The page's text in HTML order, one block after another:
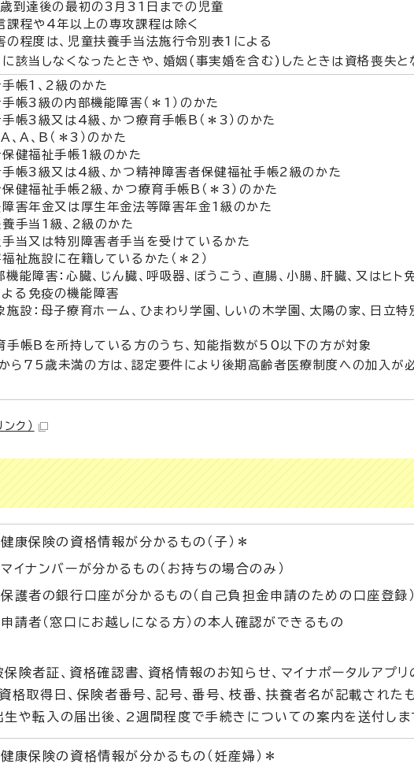
到達後の最初の3月31日までの児童
課程や4年以上の専攻課程は除く
の程度は、児童扶養手当法施行令別表1による
4に該当しなくなったときや、婚姻(事実婚を含む)したときは資格喪失と
帳1、2級のかた
帳3級の内部機能障害（＊1）のかた
帳3級又は4級、かつ療育手帳B（＊3）のかた
、A、B（＊3）のかた
健福祉手帳1級のかた
手帳3級又は4級、かつ精神障害者保健福祉手帳2級のかた
健福祉手帳2級、かつ療育手帳B（＊3）のかた
障害年金又は厚生年金法等障害年金1級のかた
手当1級、2級のかた
手当又は特別障害者手当を受けているかた
祉施設に在籍しているかた（＊2）
能障害：心臓、じん臓、呼吸器、ぼうこう、直腸、小腸、肝臓、又はヒト
よる免疫の機能障害
設：母子療育ホーム、ひまわり学園、しいの木学園、太陽の家、日立特
手帳Bを所持している方のうち、知能指数が50以下の方が対象
ら75歳未満の方は、認定要件により後期高齢者医療制度への加入が
ンク）
健康保険の資格情報が分かるもの（子）＊
マイナンバーが分かるもの（お持ちの場合のみ）
保護者の銀行口座が分かるもの（自己負担金申請のための口座登録）
申請者（窓口にお越しになる方）の本人確認ができるもの
保険者証、資格確認書、資格情報のお知らせ、マイナポータルアプ
格取得日、保険者番号、記号、番号、枝番、扶養者名が記載されたも
や転入の届出後、2週間程度で手続きについての案内を送付しま
健康保険の資格情報が分かるもの（妊産婦）＊